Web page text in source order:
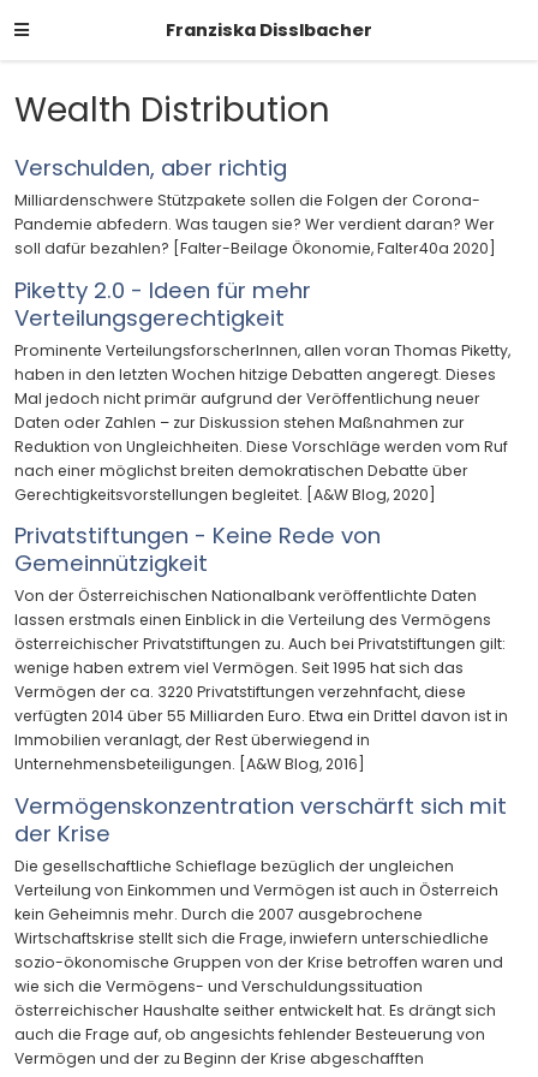
Franziska Disslbacher
Wealth Distribution
Verschulden, aber richtig
Milliardenschwere Stützpakete sollen die Folgen der Corona-
Pandemie abfedern. Was taugen sie? Wer verdient daran? Wer
soll dafür bezahlen? [Falter-Beilage Ökonomie, Falter40a 2020]
Piketty 2.0 - Ideen für mehr
Verteilungsgerechtigkeit
Prominente VerteilungsforscherInnen, allen voran Thomas Piketty,
haben in den letzten Wochen hitzige Debatten angeregt. Dieses
Mal jedoch nicht primär aufgrund der Veröffentlichung neuer
Daten oder Zahlen – zur Diskussion stehen Maßnahmen zur
Reduktion von Ungleichheiten. Diese Vorschläge werden vom Ruf
nach einer möglichst breiten demokratischen Debatte über
Gerechtigkeitsvorstellungen begleitet. [A&W Blog, 2020]
Privatstiftungen - Keine Rede von
Gemeinnützigkeit
Von der Österreichischen Nationalbank veröffentlichte Daten
lassen erstmals einen Einblick in die Verteilung des Vermögens
österreichischer Privatstiftungen zu. Auch bei Privatstiftungen gilt:
wenige haben extrem viel Vermögen. Seit 1995 hat sich das
Vermögen der ca. 3220 Privatstiftungen verzehnfacht, diese
verfügten 2014 über 55 Milliarden Euro. Etwa ein Drittel davon ist in
Immobilien veranlagt, der Rest überwiegend in
Unternehmensbeteiligungen. [A&W Blog, 2016]
Vermögenskonzentration verschärft sich mit
der Krise
Die gesellschaftliche Schieflage bezüglich der ungleichen
Verteilung von Einkommen und Vermögen ist auch in Österreich
kein Geheimnis mehr. Durch die 2007 ausgebrochene
Wirtschaftskrise stellt sich die Frage, inwiefern unterschiedliche
sozio-ökonomische Gruppen von der Krise betroffen waren und
wie sich die Vermögens- und Verschuldungssituation
österreichischer Haushalte seither entwickelt hat. Es drängt sich
auch die Frage auf, ob angesichts fehlender Besteuerung von
Vermögen und der zu Beginn der Krise abgeschafften